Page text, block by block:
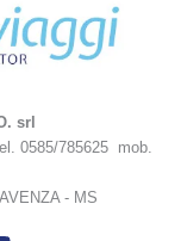
srl
0585/785625 mob.
- MS